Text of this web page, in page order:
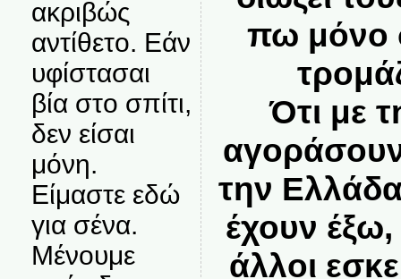
ακριβώς
αντίθετο. Εάν
υφίστασαι
βία στο σπίτι,
δεν είσαι
μόνη.
Είμαστε εδώ
για σένα.
Μένουμε
πω μόνο
Ότι με
την
έχουν έξω,
άλλοι